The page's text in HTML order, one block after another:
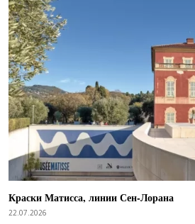
Краски Матисса, линии Сен-Лорана
22.07.2026